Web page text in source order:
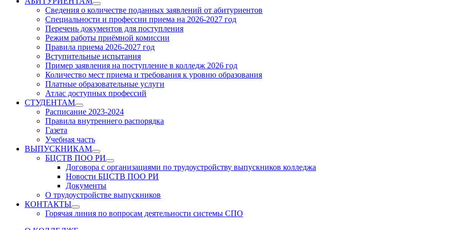
Show
sub
menu
Сведения о количестве поданных заявлений от абитуриентов
Специальности и профессии приема на 2026-2027 год
Перечень документов для поступления
Режим работы приёмной комиссии
Правила приема 2026-2027 год
Вступительные испытания
Пример заявления на поступление в колледж 2026 год
Количество мест приема и требования к уровню образования
Платные образовательные услуги
Атлас доступных профессий
СТУДЕНТАМ
Show
sub
menu
Расписание 2023-2024
Правила внутреннего распорядка
Газета
Учебная часть
ВЫПУСКНИКАМ
Show
sub
menu
БЦСТВ ПОО РИ
Show
sub
menu
Договора с организациями по трудоустройству выпускников колледжа
Новости БЦСТВ ПОО РИ
Документы
О трудоустройстве выпускников
КОНТАКТЫ
Show
sub
Горячая линия по вопросам деятельности системы СПО